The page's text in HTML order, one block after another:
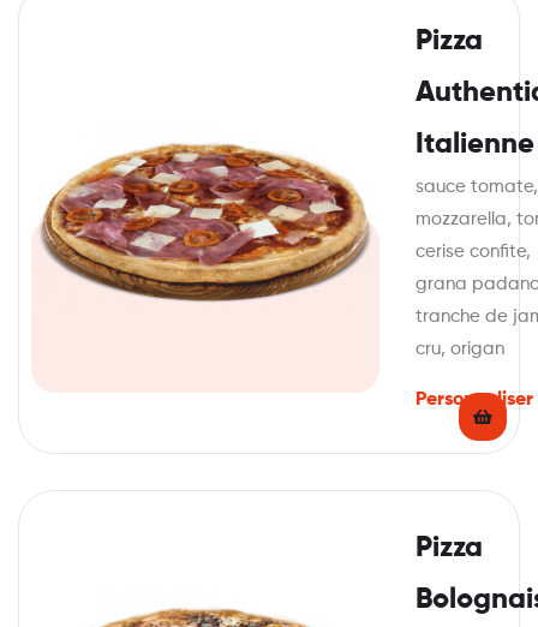
Pizza
Italienne
sauce tomate,
mozzarella,
cerise confite,
grana
tranche de
cru, origan
Personnaliser
Pizza